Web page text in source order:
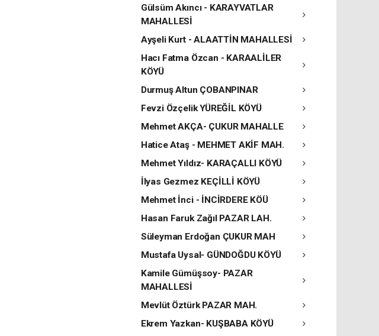
Gülsüm Akıncı - KARAYVATLAR
MAHALLESİ
Ayşeli Kurt - ALAATTİN MAHALLESİ
Hacı Fatma Özcan - KARAALİLER
KÖYÜ
Durmuş Altun ÇOBANPINAR
Fevzi Özçelik YÜREĞİL KÖYÜ
Mehmet AKÇA- ÇUKUR MAHALLE
Hatice Ataş - MEHMET AKİF MAH.
Mehmet Yıldız- KARAÇALLI KÖYÜ
İlyas Gezmez KEÇİLLİ KÖYÜ
Mehmet İnci - İNCİRDERE KÖÜ
Hasan Faruk Zağıl PAZAR LAH.
Süleyman Erdoğan ÇUKUR MAH
Mustafa Uysal- GÜNDOĞDU KÖYÜ
Kamile Gümüşsoy- PAZAR
MAHALLESİ
Mevlüt Öztürk PAZAR MAH.
Ekrem Yazkan- KUŞBABA KÖYÜ